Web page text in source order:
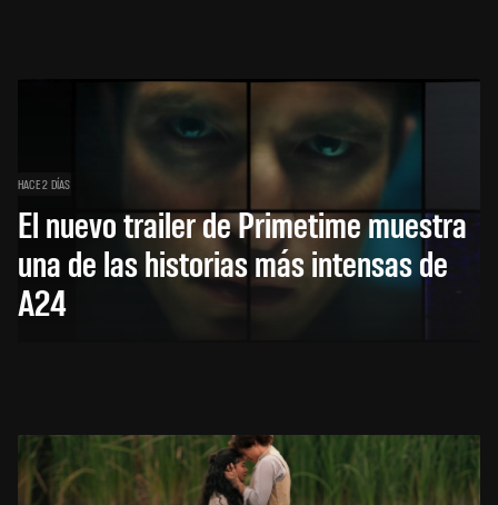
HACE 2 DÍAS
El nuevo trailer de Primetime muestra
una de las historias más intensas de
A24